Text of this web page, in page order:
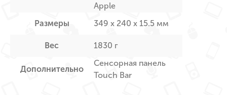
Apple
Размеры
349 х 240 х 15.5 мм
Вес 1830 г
Дополнительно
Сенсорная панель
Touch Bar